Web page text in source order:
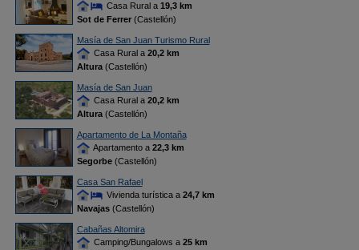
Casa Rural a 19,3 km
Sot de Ferrer(Castellón)
Masía de San Juan Turismo Rural
Casa Rural a 20,2 km
Altura(Castellón)
Masía de San Juan
Casa Rural a 20,2 km
Altura(Castellón)
Apartamento de La Montaña
Apartamento a 22,3 km
Segorbe(Castellón)
Casa San Rafael
Vivienda turística a 24,7 km
Navajas(Castellón)
Cabañas Altomira
Camping/Bungalows a 25 km